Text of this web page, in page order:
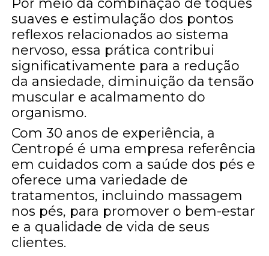
Por meio da combinação de toques
suaves e estimulação dos pontos
reflexos relacionados ao sistema
nervoso, essa prática contribui
significativamente para a redução
da ansiedade, diminuição da tensão
muscular e acalmamento do
organismo.
Com 30 anos de experiência, a
Centropé é uma empresa referência
em cuidados com a saúde dos pés e
oferece uma variedade de
tratamentos, incluindo massagem
nos pés, para promover o bem-estar
e a qualidade de vida de seus
clientes.